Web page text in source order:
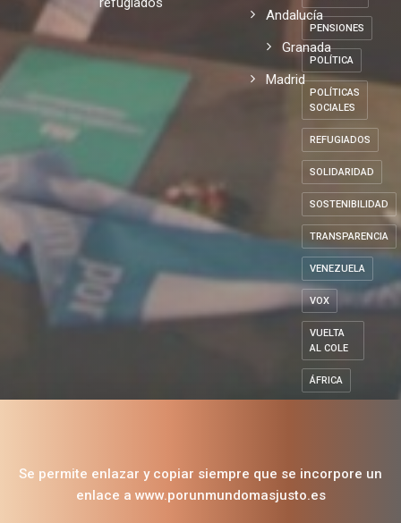
experiencia
refugiados
Andalucia
Local
Andalucía
Granada
PARTIDOS
POLÍTICOS
DE
ESPAÑA
PENSIONES
POLÍTICA
POLÍTICAS
SOCIALES
REFUGIADOS
SOLIDARIDAD
SOSTENIBILIDAD
TRANSPARENCIA
VENEZUELA
VOX
VUELTA